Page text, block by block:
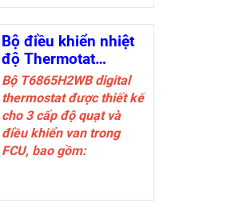
2 ống chỉ làm mát/chỉ
làm nóng/chuyển đổi thủ
công
4 ống chuyển đổi làm
mát/nhiệt bằng tay/tự
động
Giao diện RS485 ở chế
độ Salve Modbus RTU
Bộ điều khiển nhiệt
độ Thermotat
Honeywell
T6865H2WB
Bộ T6865H2WBdigital
thermostat được thiết kế
cho 3 cấp độ quạt và
điều khiển van trong
FCU, bao gồm:
Chế độ thông gió